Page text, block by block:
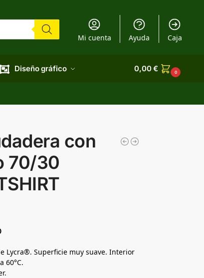
Mi cuenta Ayuda Caja
Diseño gráfico 0,00€ 0
con
70/30
Lycra®. Superficie muy suave. Interior
60°C.